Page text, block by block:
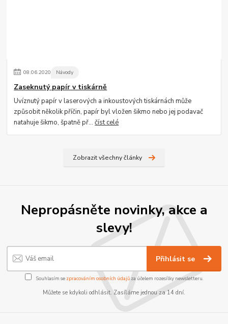
08.06.2020 Návody
Zaseknutý papír v tiskárně
Uvíznutý papír v laserových a inkoustových tiskárnách může
způsobit několik příčin, papír byl vložen šikmo nebo jej podavač
natahuje šikmo, špatně př...číst celé
Zobrazit všechny články
Nepropásněte novinky, akce a
slevy!
Přihlásit se
Souhlasím se zpracováním osobních údajůza účelem rozesílky newsletteru.
Můžete se kdykoli odhlásit. Zasíláme jednou za 14 dní.